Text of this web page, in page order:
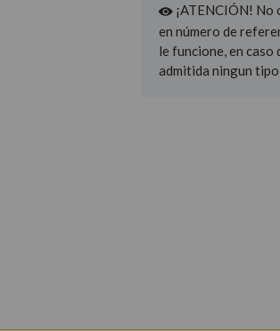
¡ATENCIÓN! No
en número de
le funcione, en
admitida ningun